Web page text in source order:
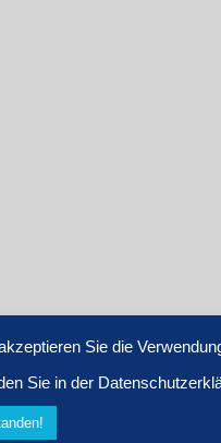
Sie die
Sie in der